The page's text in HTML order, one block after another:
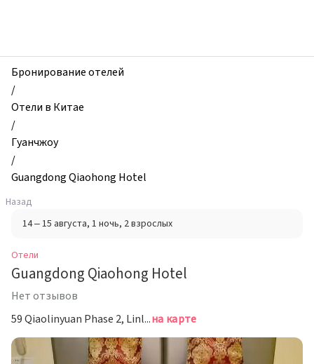
Guangdong
Qiaohong
Hotel,
Гуанчжоу,
Китай
Бронирование отелей
/
Отели в Китае
/
Гуанчжоу
/
Guangdong Qiaohong Hotel
Назад
14 – 15 августа, 1 ночь, 2 взрослых
Отели
Guangdong Qiaohong Hotel
Нет отзывов
59 Qiaolinyuan Phase 2, Linle Road, Гуанчжоуна карте